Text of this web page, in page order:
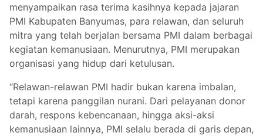
menyampaikan rasa terima kasihnya kepada jajaran
PMI Kabupaten Banyumas, para relawan, dan seluruh
mitra yang telah berjalan bersama PMI dalam berbagai
kegiatan kemanusiaan. Menurutnya, PMI merupakan
organisasi yang hidup dari ketulusan.
“Relawan-relawan PMI hadir bukan karena imbalan,
tetapi karena panggilan nurani. Dari pelayanan donor
darah, respons kebencanaan, hingga aksi-aksi
kemanusiaan lainnya, PMI selalu berada di garis depan,